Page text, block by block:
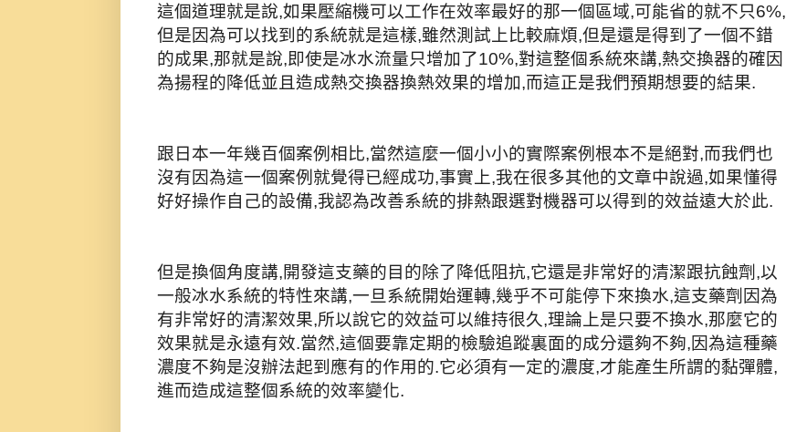
這個道理就是說,如果壓縮機可以工作在效率最好的那一個區域,可能省的就不只6%,
但是因為可以找到的系統就是這樣,雖然測試上比較麻煩,但是還是得到了一個不錯
的成果,那就是說,即使是冰水流量只增加了10%,對這整個系統來講,熱交換器的確因
為揚程的降低並且造成熱交換器換熱效果的增加,而這正是我們預期想要的結果.
跟日本一年幾百個案例相比,當然這麼一個小小的實際案例根本不是絕對,而我們也
沒有因為這一個案例就覺得已經成功,事實上,我在很多其他的文章中說過,如果懂得
好好操作自己的設備,我認為改善系統的排熱跟選對機器可以得到的效益遠大於此.
但是換個角度講,開發這支藥的目的除了降低阻抗,它還是非常好的清潔跟抗蝕劑,以
一般冰水系統的特性來講,一旦系統開始運轉,幾乎不可能停下來換水,這支藥劑因為
有非常好的清潔效果,所以說它的效益可以維持很久,理論上是只要不換水,那麼它的
效果就是永遠有效.當然,這個要靠定期的檢驗追蹤裏面的成分還夠不夠,因為這種藥
濃度不夠是沒辦法起到應有的作用的.它必須有一定的濃度,才能產生所謂的黏彈體,
進而造成這整個系統的效率變化.